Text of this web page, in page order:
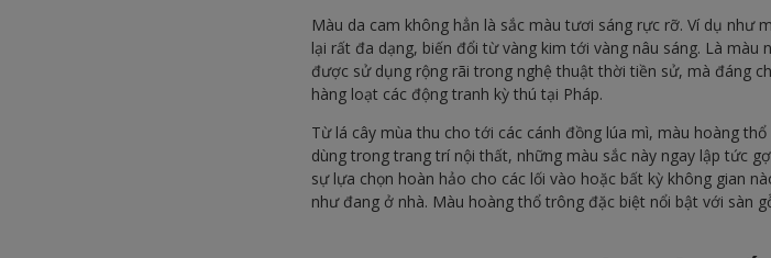
Màu da cam không hẳn là sắc màu tươi sáng rực rỡ. Ví dụ
lại rất đa dạng, biến đổi từ vàng kim tới vàng nâu sáng. Là
được sử dụng rộng rãi trong nghệ thuật thời tiền sử, mà đáng
hàng loạt các động tranh kỳ thú tại Pháp.
Từ lá cây mùa thu cho tới các cánh đồng lúa mì, màu hoàng
dùng trong trang trí nội thất, những màu sắc này ngay lập tức
sự lựa chọn hoàn hảo cho các lối vào hoặc bất kỳ không gian
như đang ở nhà. Màu hoàng thổ trông đặc biệt nổi bật với sàn